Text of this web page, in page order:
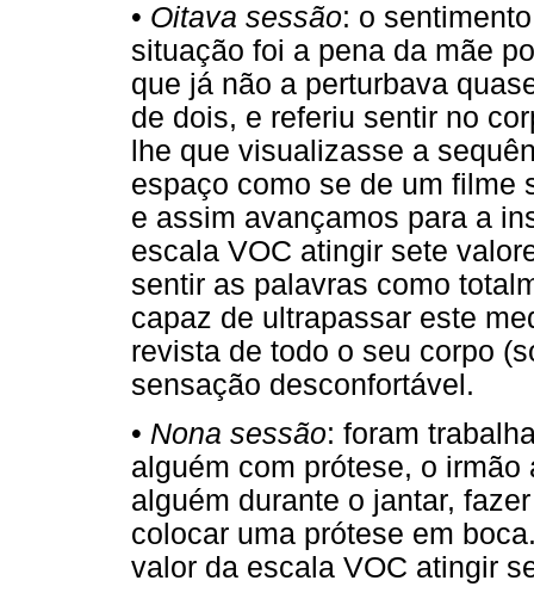
• Oitava sessão: o
situação foi a pena da mãe
que já não a perturbava
de dois, e referiu sentir no
lhe que visualizasse a
espaço como se de um filme
e assim avançamos para a
escala VOC atingir sete
sentir as palavras como
capaz de ultrapassar este
revista de todo o seu corpo
sensação desconfortável.
• Nona sessão: foram
alguém com prótese, o
alguém durante o jantar,
colocar uma prótese em
valor da escala VOC atingir